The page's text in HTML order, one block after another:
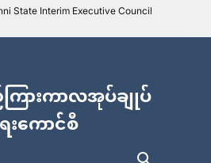
State Interim Executive Council
HTTPS
a URL starting with
ြားကာလအုပ်ချုပ်
းကောင်စီ